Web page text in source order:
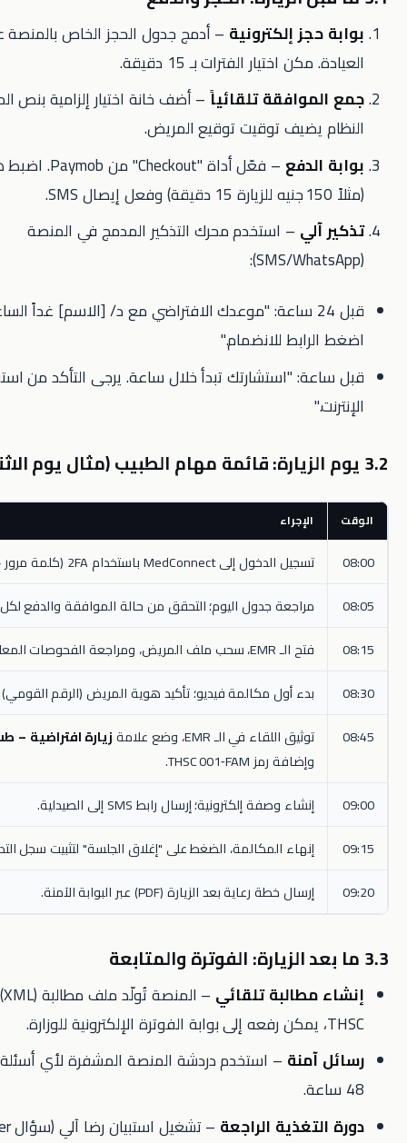
إلكترونية– أدمج جدول الحجز الخاص بالمنصة على موقع
اختيار الفترات بـ 15 دقيقة.
تلقائياً– أضف خانة اختيار إلزامية بنص الموافقة؛
يضيف توقيت توقيع المريض.
– فعّل أداة "Checkout" من Paymob. اضبط هيكل الرسوم
– استخدم محرك التذكير المدمج في المنصة
قبل 24 ساعة: "موعدك الافتراضي مع د/ [الاسم] غداً الساعة 10:00 ص.
للانضمام."
"استشارتك تبدأ خلال ساعة. يرجى التأكد من استقرار اتصال
الإجراء
تسجيل الدخول إلى MedConnect باستخدام 2FA (كلمة مرور + OTP).
مراجعة جدول اليوم؛ التحقق من حالة الموافقة والدفع لكل مريض.
فتح الـ EMR، سحب ملف المريض، ومراجعة الفحوصات المعلقة.
بدء أول مكالمة فيديو؛ تأكيد هوية المريض (الرقم القومي) على الشاشة.
توثيق اللقاء في الـ EMR، وضع علامة
زيارة افتراضية – طب الأسرة
إنشاء وصفة إلكترونية؛ إرسال رابط SMS إلى الصيدلية.
إنهاء المكالمة، الضغط على "إغلاق الجلسة" لتثبيت سجل التدقيق.
إرسال خطة رعاية بعد الزيارة (PDF) عبر البوابة الآمنة.
تلقائي – المنصة تُولّد ملف مطالبة (XML) يحتوي على
– استخدم دردشة المنصة المشفرة لأي أسئلة متابعة خلال
الراجعة – تشغيل استبيان رضا آلي (سؤال Net Promoter